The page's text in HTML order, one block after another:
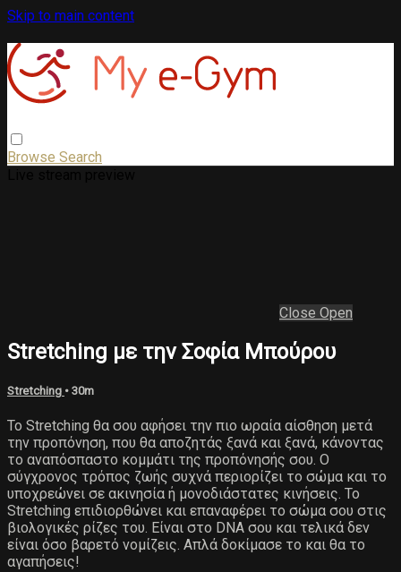
Skip to main content
Browse Search
Close Open
Stretching με την Σοφία Μπούρου
Stretching • 30m
Το Stretching θα σου αφήσει την πιο ωραία αίσθηση μετά
την προπόνηση, που θα αποζητάς ξανά και ξανά, κάνοντας
το αναπόσπαστο κομμάτι της προπόνησής σου. Ο
σύγχρονος τρόπος ζωής συχνά περιορίζει το σώμα και το
υποχρεώνει σε ακινησία ή μονοδιάστατες κινήσεις. Το
Stretching επιδιορθώνει και επαναφέρει το σώμα σου στις
βιολογικές ρίζες του. Είναι στο DNA σου και τελικά δεν
είναι όσο βαρετό νομίζεις. Απλά δοκίμασε το και θα το
αγαπήσεις!